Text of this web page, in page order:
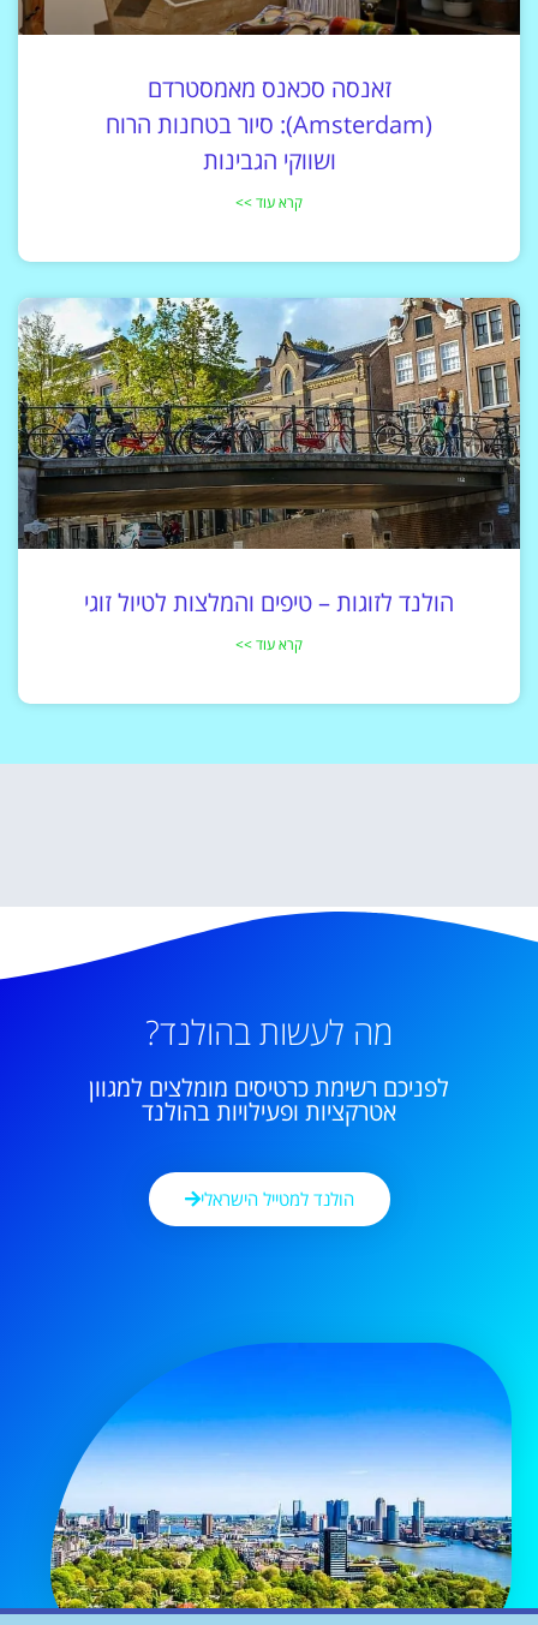
זאנסה סכאנס מאמסטרדם
(Amsterdam): סיור בטחנות הרוח
ושווקי הגבינות
קרא עוד >>
הולנד לזוגות – טיפים והמלצות לטיול זוגי
קרא עוד >>
מה לעשות בהולנד?
לפניכם רשימת כרטיסים מומלצים למגוון
אטרקציות ופעילויות בהולנד
הולנד למטייל הישראלי